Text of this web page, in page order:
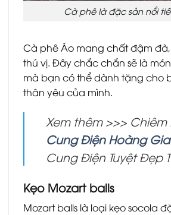
Cà phê là đặc sản nổi
Cà phê Áo mang chất đậm
thú vị. Đây chắc chắn sẽ là
mà bạn có thể dành tặng cho
thân yêu của mình.
Xem thêm >>>
Cung Điện Hoàng
Cung Điện Tuyệt Đẹp
Kẹo Mozart balls
Mozart balls là loại kẹo socola